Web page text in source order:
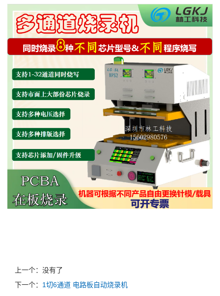
上一个：没有了
下一个： 1切6通道 电路板自动烧录机